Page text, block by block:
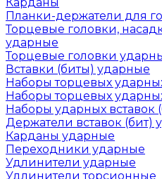
Планки-держатели для
Торцевые головки,
ударные
Торцевые головки
Вставки (биты) ударные
Наборы торцевых
Наборы торцевых
Наборы ударных вставок
Держатели вставок (бит)
Карданы ударные
Переходники ударные
Удлинители ударные
Удлинители торсионные